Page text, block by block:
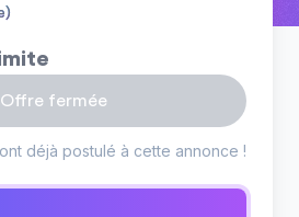
Offre fermée
déjà postulé à cette annonce !